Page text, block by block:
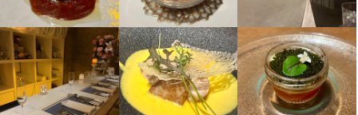
も聞けますし、その日の雰囲気で色んなジャンルの曲を弾くこと
もできます。
弾けない方も頑張りはしっかり評価いたします。様々な職種のお
客様、常連様がたくさんいらっしゃいますので、その場に応じた
接客のスキルが身につきます。